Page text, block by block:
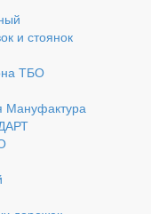
и стоянок
ТБО
Мануфактура